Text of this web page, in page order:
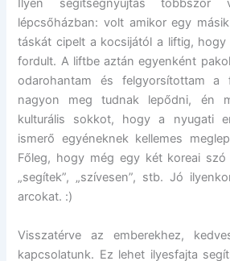
Ilyen segítségnyújtás
lépcsőházban: volt amikor egy
táskát cipelt a kocsijától a liftig,
fordult. A liftbe aztán egyenként
odarohantam és felgyorsítottam a
nagyon meg tudnak lepődni, én
kulturális sokkot, hogy a nyugati
ismerő egyéneknek kellemes
Főleg, hogy még egy két koreai
„segítek”, „szívesen”, stb. Jó
arcokat. :)
Visszatérve az emberekhez,
kapcsolatunk. Ez lehet ilyesfajta